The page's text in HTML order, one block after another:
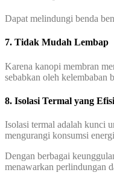
Dapat melindungi benda
7. Tidak Mudah Lembap
Karena kanopi membran
sebabkan oleh kelembaban
8. Isolasi Termal yang
Isolasi termal adalah kunci
mengurangi konsumsi
Dengan berbagai
menawarkan perlindungan